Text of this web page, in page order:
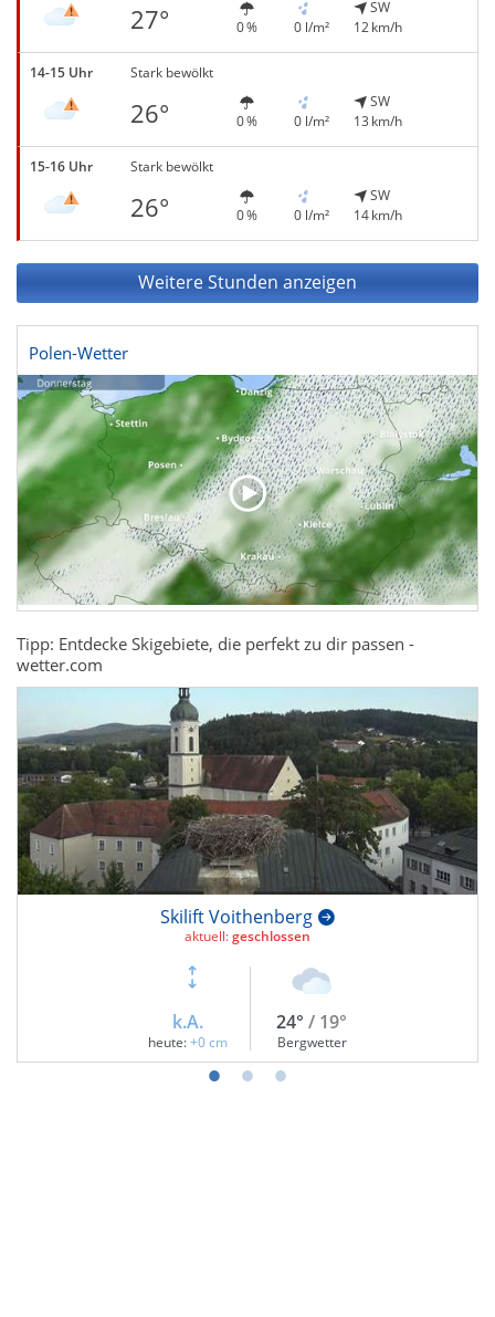
27° 0 % 0 l/m²
SW
12 km/h
14-15 Uhr Stark bewölkt
26° 0 % 0 l/m²
SW
13 km/h
15-16 Uhr Stark bewölkt
26° 0 % 0 l/m²
SW
14 km/h
Weitere Stunden anzeigen
Polen-Wetter
Tipp: Entdecke Skigebiete, die perfekt zu dir passen -
wetter.com
Skilift Voithenberg
aktuell:geschlossen
k.A.
heute:+0 cm
24° / 19°
Bergwetter